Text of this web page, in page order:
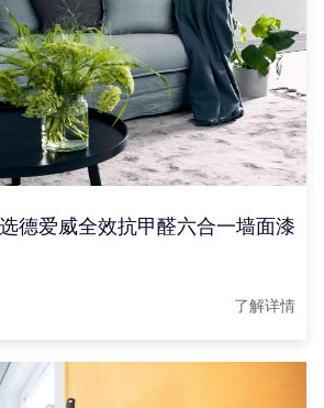
德爱威全效抗甲醛六合一墙面漆
了解详情